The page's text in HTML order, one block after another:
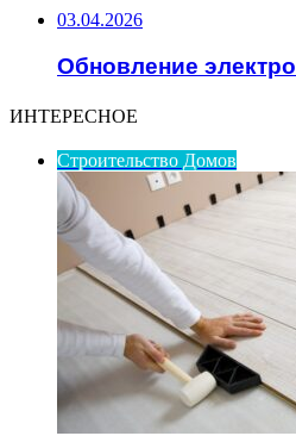
03.04.2026
Обновление
ИНТЕРЕСНОЕ
Строительство Домов